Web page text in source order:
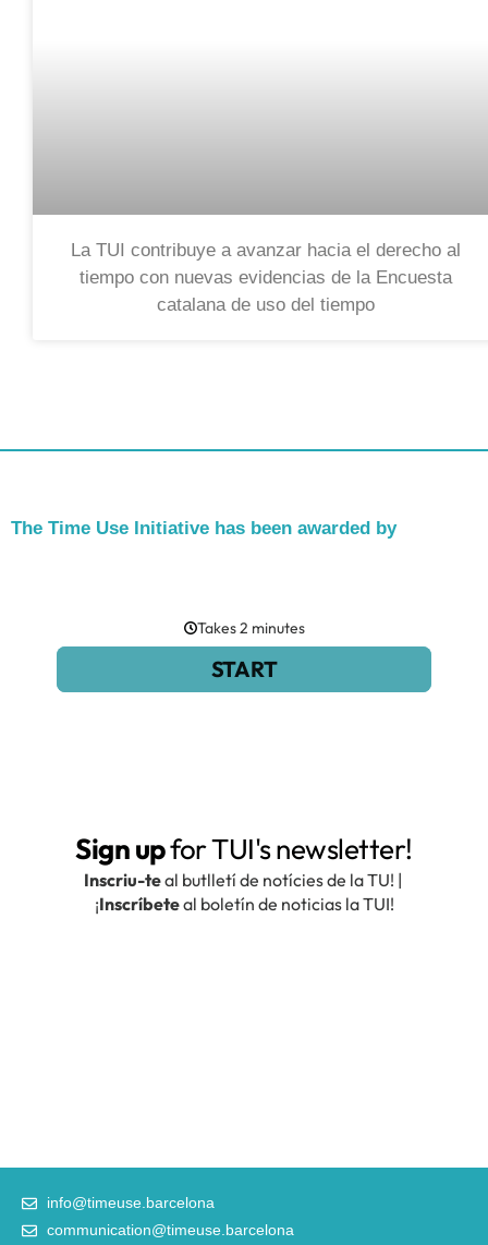
La TUI contribuye a avanzar hacia el derecho al
tiempo con nuevas evidencias de la Encuesta
catalana de uso del tiempo
The Time Use Initiative has been awarded by
info@timeuse.barcelona
communication@timeuse.barcelona